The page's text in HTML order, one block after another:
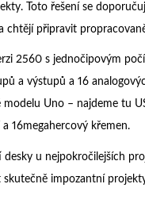
Toto řešení se
chtějí připravit
2560 s jednočipovým
a výstupů a 16
Uno – najdeme tu
16megahercový křemen.
u nejpokročilejších
impozantní